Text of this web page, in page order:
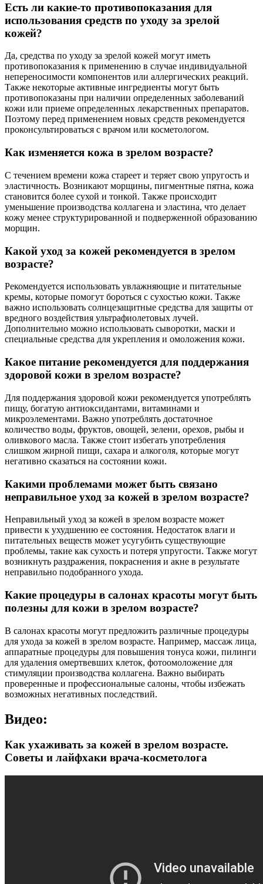
Есть ли какие-то противопоказания для
использования средств по уходу за зрелой
кожей?
Да, средства по уходу за зрелой кожей могут иметь
противопоказания к применению в случае индивидуальной
непереносимости компонентов или аллергических реакций.
Также некоторые активные ингредиенты могут быть
противопоказаны при наличии определенных заболеваний
кожи или приеме определенных лекарственных препаратов.
Поэтому перед применением новых средств рекомендуется
проконсультироваться с врачом или косметологом.
Как изменяется кожа в зрелом возрасте?
С течением времени кожа стареет и теряет свою упругость и
эластичность. Возникают морщины, пигментные пятна, кожа
становится более сухой и тонкой. Также происходит
уменьшение производства коллагена и эластина, что делает
кожу менее структурированной и подверженной образованию
морщин.
Какой уход за кожей рекомендуется в зрелом
возрасте?
Рекомендуется использовать увлажняющие и питательные
кремы, которые помогут бороться с сухостью кожи. Также
важно использовать солнцезащитные средства для защиты от
вредного воздействия ультрафиолетовых лучей.
Дополнительно можно использовать сыворотки, маски и
специальные средства для укрепления и омоложения кожи.
Какое питание рекомендуется для поддержания
здоровой кожи в зрелом возрасте?
Для поддержания здоровой кожи рекомендуется употреблять
пищу, богатую антиоксидантами, витаминами и
микроэлементами. Важно употреблять достаточное
количество воды, фруктов, овощей, зелени, орехов, рыбы и
оливкового масла. Также стоит избегать употребления
слишком жирной пищи, сахара и алкоголя, которые могут
негативно сказаться на состоянии кожи.
Какими проблемами может быть связано
неправильное уход за кожей в зрелом возрасте?
Неправильный уход за кожей в зрелом возрасте может
привести к ухудшению ее состояния. Недостаток влаги и
питательных веществ может усугубить существующие
проблемы, такие как сухость и потеря упругости. Также могут
возникнуть раздражения, покраснения и акне в результате
неправильно подобранного ухода.
Какие процедуры в салонах красоты могут быть
полезны для кожи в зрелом возрасте?
В салонах красоты могут предложить различные процедуры
для ухода за кожей в зрелом возрасте. Например, массаж лица,
аппаратные процедуры для повышения тонуса кожи, пилинги
для удаления омертвевших клеток, фотоомоложение для
стимуляции производства коллагена. Важно выбирать
проверенные и профессиональные салоны, чтобы избежать
возможных негативных последствий.
Видео:
Как ухаживать за кожей в зрелом возрасте.
Советы и лайфхаки врача-косметолога